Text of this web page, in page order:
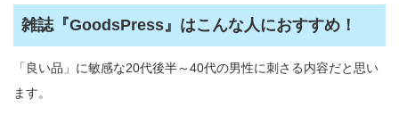
雑誌『GoodsPress』はこんな人におすすめ！
「良い品」に敏感な20代後半～40代の男性に刺さる内容だと思い
ます。